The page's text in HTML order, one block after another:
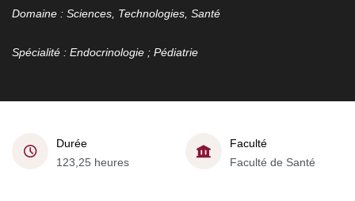
Domaine : Sciences, Technologies, Santé
Spécialité : Endocrinologie ; Pédiatrie
Durée
123,25 heures
Faculté
Faculté de Santé